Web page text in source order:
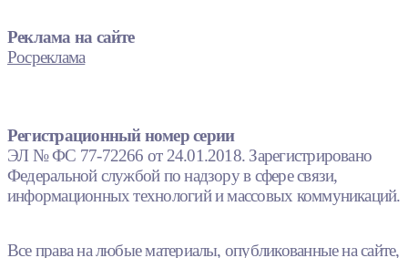
Реклама на сайте
Росреклама
Регистрационный номер серии
ЭЛ № ФС 77-72266 от 24.01.2018. Зарегистрировано
Федеральной службой по надзору в сфере связи,
информационных технологий и массовых коммуникаций.
Все права на любые материалы, опубликованные на сайте,